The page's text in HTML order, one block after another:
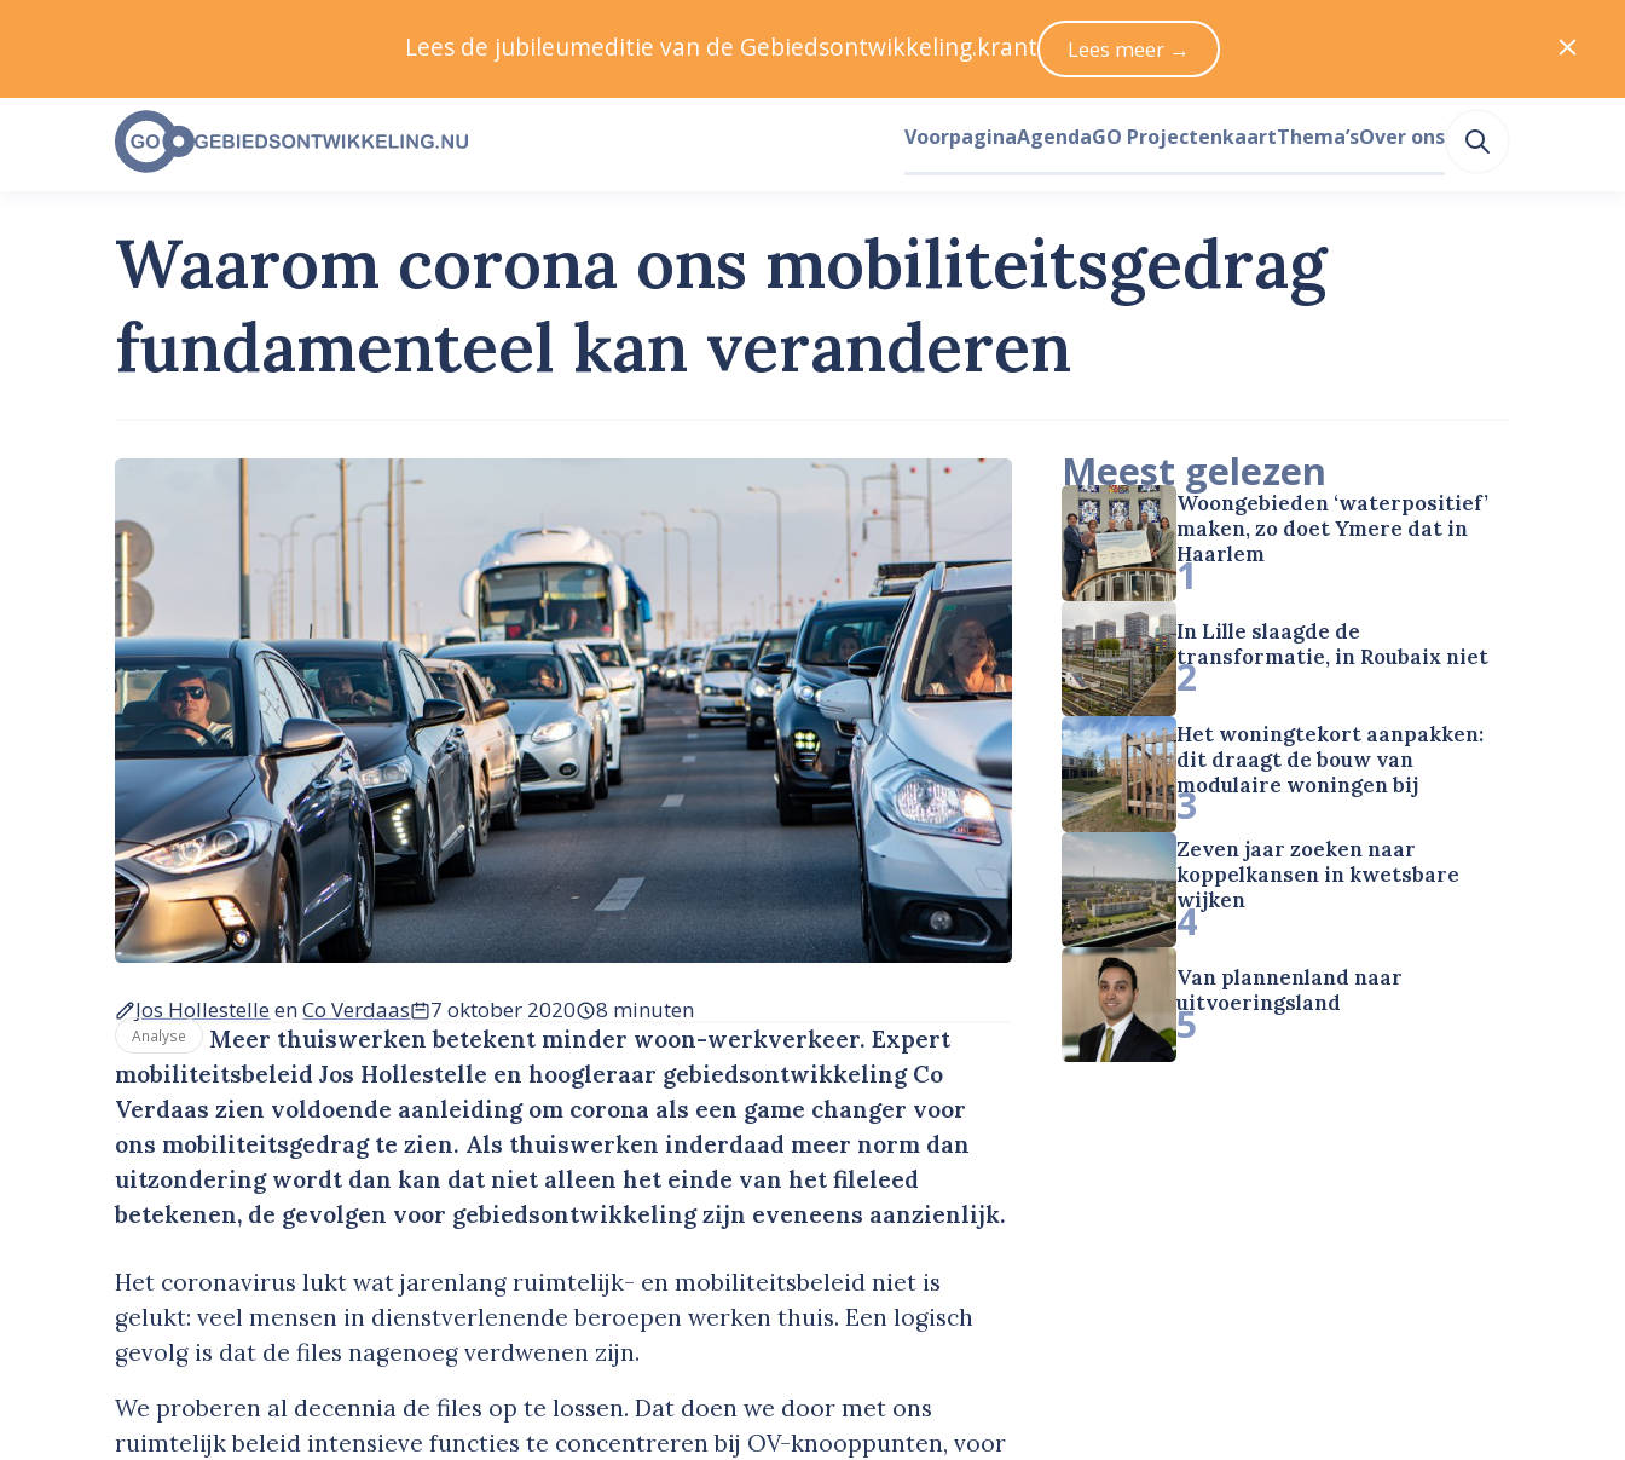
Waarom corona ons mobiliteitsgedrag
fundamenteel kan veranderen
Jos Hollestelle enCo Verdaas 7 oktober 2020 8 minuten
Analyse
Meer thuiswerken betekent minder woon-werkverkeer. Expert
mobiliteitsbeleid Jos Hollestelle en hoogleraar gebiedsontwikkeling Co
Verdaas zien voldoende aanleiding om corona als een game changer voor
ons mobiliteitsgedrag te zien. Als thuiswerken inderdaad meer norm dan
uitzondering wordt dan kan dat niet alleen het einde van het fileleed
betekenen, de gevolgen voor gebiedsontwikkeling zijn eveneens aanzienlijk.
Het coronavirus lukt wat jarenlang ruimtelijk- en mobiliteitsbeleid niet is
gelukt: veel mensen in dienstverlenende beroepen werken thuis. Een logisch
gevolg is dat de files nagenoeg verdwenen zijn.
We proberen al decennia de files op te lossen. Dat doen we door met ons
ruimtelijk beleid intensieve functies te concentreren bij OV-knooppunten, voor
Meest gelezen
Woongebieden ‘waterpositief’
maken, zo doet Ymere dat in
Haarlem
1
In Lille slaagde de
transformatie, in Roubaix niet
2
Het woningtekort aanpakken:
dit draagt de bouw van
modulaire woningen bij
3
Zeven jaar zoeken naar
koppelkansen in kwetsbare
wijken
4
Van plannenland naar
uitvoeringsland
5
Lees de jubileumeditie van de Gebiedsontwikkeling.krant Lees meer →
VoorpaginaAgendaGO ProjectenkaartThema’sOver ons